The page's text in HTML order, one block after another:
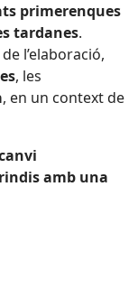
primerenques
tardanes.
l’elaboració,
, les
, en un context de
amb una